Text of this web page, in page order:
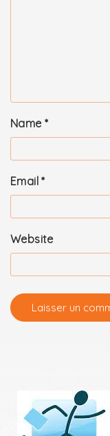
Name *
Email*
Website